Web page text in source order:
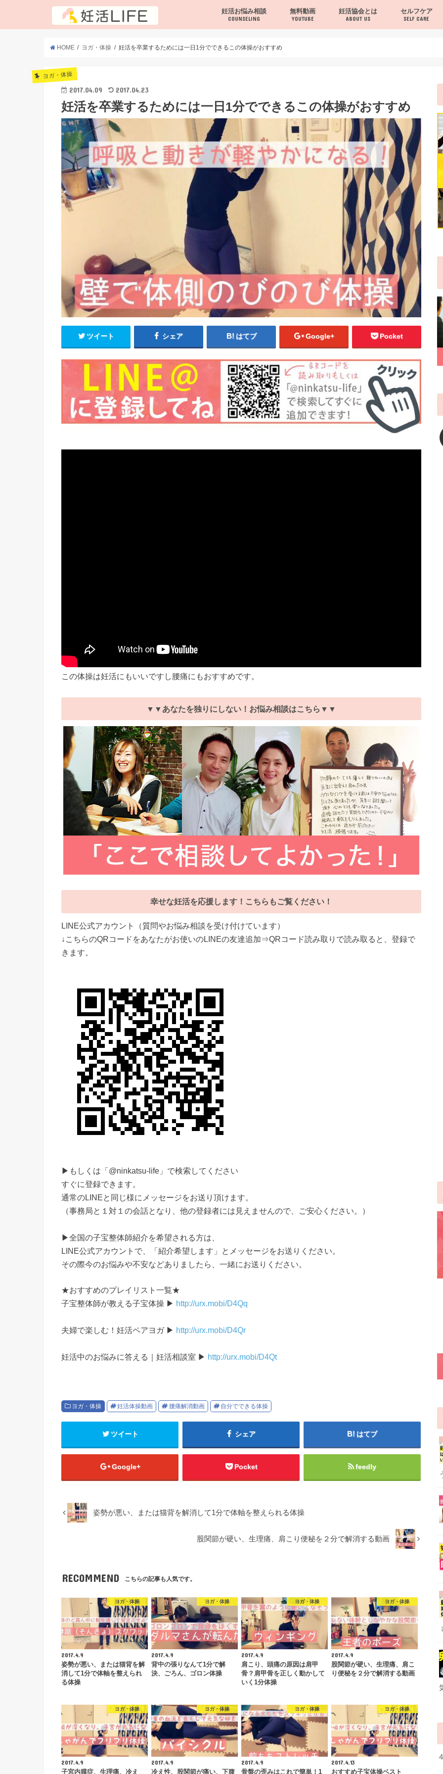
妊活お悩み相談
COUNSELING
無料動画
YOUTUBE
妊活協会とは
ABOUT US
セルフケア
SELF CARE
HOME ヨガ・体操 妊活を卒業するためには一日1分でできるこの体操がおすすめ
ヨガ・体操
2017.04.09 2017.04.23
妊活を卒業するためには一日1分でできるこの体操がおすすめ
ツイート シェア はてブ Google+ Pocket
この体操は妊活にもいいですし腰痛にもおすすめです。
▼▼あなたを独りにしない！お悩み相談はこちら▼▼
幸せな妊活を応援します！こちらもご覧ください！
LINE公式アカウント（質問やお悩み相談を受け付けています）
↓こちらのQRコードをあなたがお使いのLINEの友達追加⇒QRコード読み取りで読み取ると、登録で
きます。
▶もしくは「@ninkatsu-life」で検索してください
すぐに登録できます。
通常のLINEと同じ様にメッセージをお送り頂けます。
（事務局と１対１の会話となり、他の登録者には見えませんので、ご安心ください。）
▶全国の子宝整体師紹介を希望される方は、
LINE公式アカウントで、「紹介希望します」とメッセージをお送りください。
その際今のお悩みや不安などありましたら、一緒にお送りください。
★おすすめのプレイリスト一覧★
子宝整体師が教える子宝体操 ▶ http://urx.mobi/D4Qq
夫婦で楽しむ！妊活ペアヨガ ▶ http://urx.mobi/D4Qr
妊活中のお悩みに答える｜妊活相談室 ▶ http://urx.mobi/D4Qt
ヨガ・体操 妊活体操動画 腰痛解消動画 自分でできる体操
ツイート シェア はてブ
Google+ Pocket feedly
姿勢が悪い、または猫背を解消して1分で体軸を整えられる体操
股関節が硬い、生理痛、肩こり便秘を２分で解消する動画
RECOMMEND こちらの記事も人気です。
ヨガ・体操
2017.4.9
姿勢が悪い、または猫背を解
消して1分で体軸を整えられ
る体操
ヨガ・体操
2017.4.9
背中の張りなんて1分で解
決、ごろん、ゴロン体操
ヨガ・体操
2017.4.9
肩こり、頭痛の原因は肩甲
骨？肩甲骨を正しく動かして
いく1分体操
ヨガ・体操
2017.4.9
股関節が硬い、生理痛、肩こ
り便秘を２分で解消する動画
ヨガ・体操
2017.4.9
子宮内膜症、生理痛、冷え
ヨガ・体操
2017.4.9
冷え性、股関節が痛い、下腹
ヨガ・体操
2017.4.9
骨盤の歪みはこれで簡単！1
ヨガ・体操
2017.4.13
おすすめ子宝体操ベスト